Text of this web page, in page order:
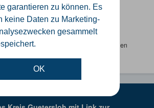
garantieren zu können. Es
keine Daten zu Marketing-
gesammelt
OK
Datensätze? Wenden Sie sich bitte an einen